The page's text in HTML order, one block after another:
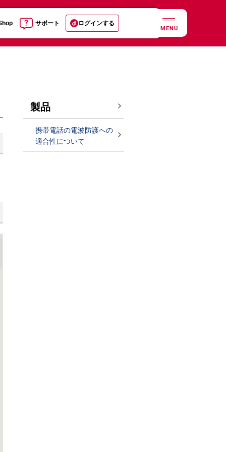
サポート ログインする
MENU
製品
携帯電話の電波防護への
適合性について